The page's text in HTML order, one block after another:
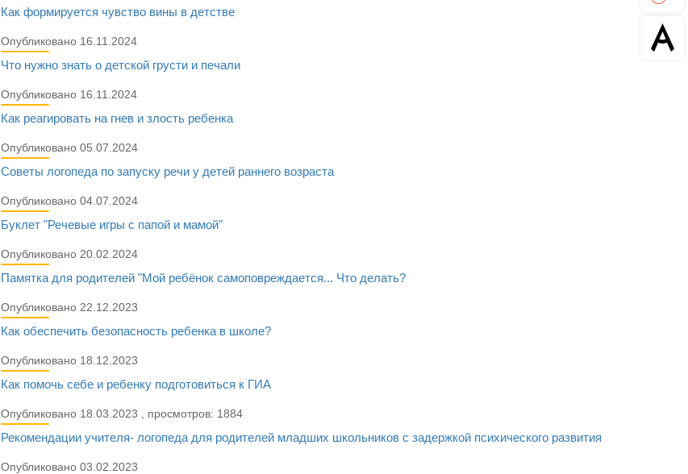
Как формируется чувство вины в детстве
Опубликовано 16.11.2024
Что нужно знать о детской грусти и печали
Опубликовано 16.11.2024
Как реагировать на гнев и злость ребенка
Опубликовано 05.07.2024
Советы логопеда по запуску речи у детей раннего возраста
Опубликовано 04.07.2024
Буклет "Речевые игры с папой и мамой"
Опубликовано 20.02.2024
Памятка для родителей "Мой ребёнок самоповреждается... Что делать?
Опубликовано 22.12.2023
Как обеспечить безопасность ребенка в школе?
Опубликовано 18.12.2023
Как помочь себе и ребенку подготовиться к ГИА
Опубликовано 18.03.2023 , просмотров: 1884
Рекомендации учителя- логопеда для родителей младших школьников с задержкой психического развития
Опубликовано 03.02.2023